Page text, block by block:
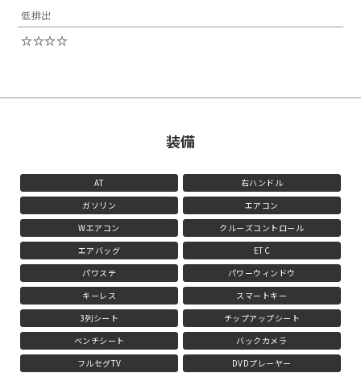
低排出
☆☆☆☆
装備
AT
右ハンドル
ガソリン
エアコン
Wエアコン
クルーズコントロール
エアバッグ
ETC
パワステ
パワーウィンドウ
キーレス
スマートキー
3列シート
チップアップシート
ベンチシート
バックカメラ
フルセグTV
DVDプレーヤー